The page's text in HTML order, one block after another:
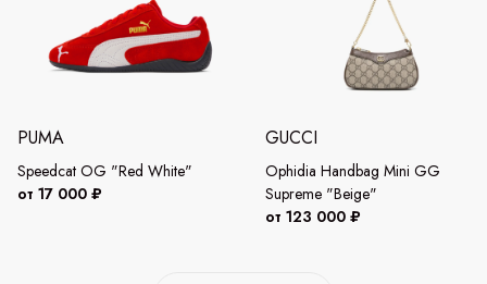
PUMA
Speedcat OG "Red White"
от 17 000 ₽
GUCCI
Ophidia Handbag Mini GG
Supreme "Beige"
от 123 000 ₽